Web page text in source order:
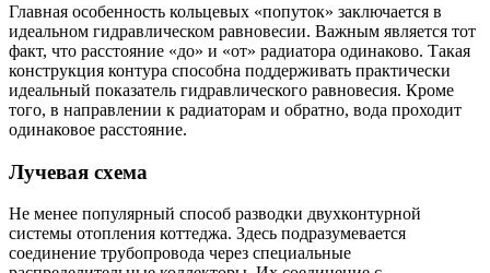
Главная особенность кольцевых «попуток» заключается в
идеальном гидравлическом равновесии. Важным является тот
факт, что расстояние «до» и «от» радиатора одинаково. Такая
конструкция контура способна поддерживать практически
идеальный показатель гидравлического равновесия. Кроме
того, в направлении к радиаторам и обратно, вода проходит
одинаковое расстояние.
Лучевая схема
Не менее популярный способ разводки двухконтурной
системы отопления коттеджа. Здесь подразумевается
соединение трубопровода через специальные